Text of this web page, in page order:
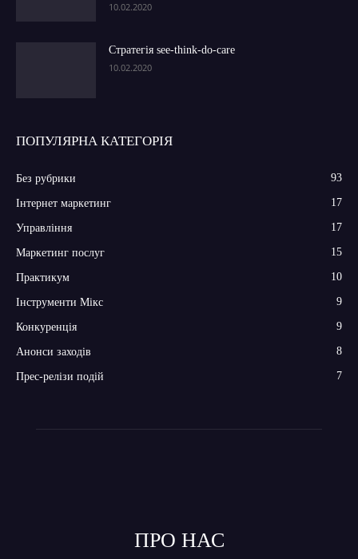
10.02.2020
Стратегія see-think-do-care
10.02.2020
ПОПУЛЯРНА КАТЕГОРІЯ
Без рубрики 93
Інтернет маркетинг 17
Управління 17
Маркетинг послуг 15
Практикум 10
Інструменти Мікс 9
Конкуренція 9
Анонси заходів 8
Прес-релізи подій 7
ПРО НАС